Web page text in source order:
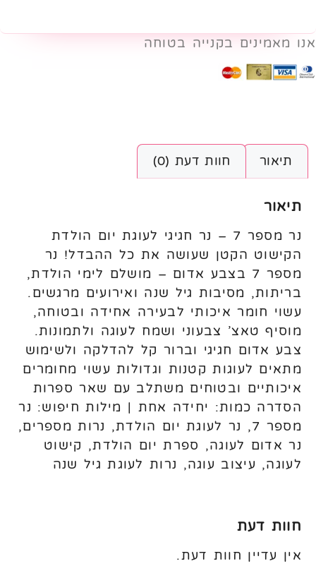
אנו מאמינים בקנייה בטוחה
תיאור חוות דעת (0)
תיאור
נר מספר 7 – נר חגיגי לעוגת יום הולדת
הקישוט הקטן שעושה את כל ההבדל! נר
מספר 7 בצבע אדום – מושלם לימי הולדת,
בריתות, מסיבות גיל שנה ואירועים מרגשים.
עשוי חומר איכותי לבעירה אחידה ובטוחה,
מוסיף טאצ’ צבעוני ושמח לעוגה ולתמונות.
צבע אדום חגיגי וברור קל להדלקה ולשימוש
מתאים לעוגות קטנות וגדולות עשוי מחומרים
איכותיים ובטוחים משתלב עם שאר ספרות
הסדרה כמות: יחידה אחת | מילות חיפוש: נר
מספר 7, נר לעוגת יום הולדת, נרות מספרים,
נר אדום לעוגה, ספרת יום הולדת, קישוט
לעוגה, עיצוב עוגה, נרות לעוגת גיל שנה
חוות דעת
אין עדיין חוות דעת.